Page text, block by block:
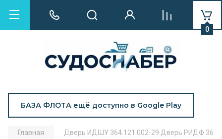
БАЗА ФЛОТА ещё доступно в Google Play
0
Главная Дверь ИДШУ 364.121.002-29 Дверь